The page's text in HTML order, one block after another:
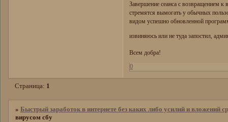
Завершение сеанса с возвращением к
стремятся вымогать у обычных
видом успешно обновленной
извиняюсь или не туда запостил,
Всем добра!
0
Страница: 1
» Быстрый заработок в интернете без каких либо усилий и вложений
вирусом сбу